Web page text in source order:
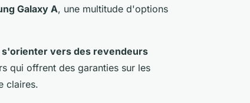
Galaxy A, une multitude d'options
s'orienter vers des revendeurs
qui offrent des garanties sur les
claires.